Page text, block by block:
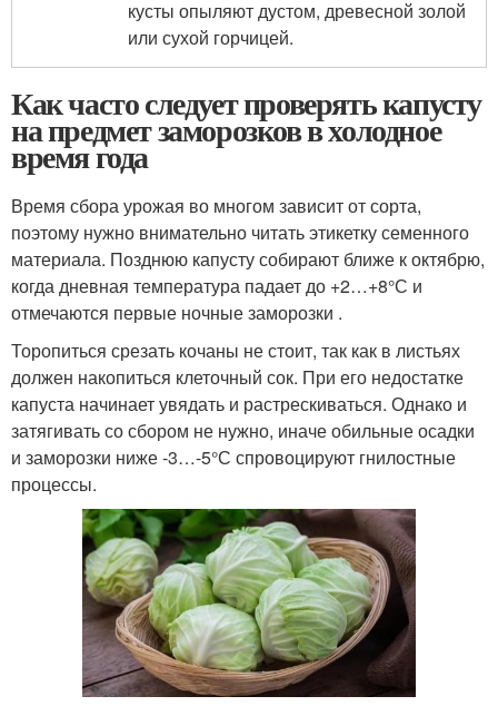
кусты опыляют дустом, древесной золой
или сухой горчицей.
Как часто следует проверять капусту
на предмет заморозков в холодное
время года
Время сбора урожая во многом зависит от сорта,
поэтому нужно внимательно читать этикетку семенного
материала. Позднюю капусту собирают ближе к октябрю,
когда дневная температура падает до +2…+8°С и
отмечаются первые ночные заморозки .
Торопиться срезать кочаны не стоит, так как в листьях
должен накопиться клеточный сок. При его недостатке
капуста начинает увядать и растрескиваться. Однако и
затягивать со сбором не нужно, иначе обильные осадки
и заморозки ниже -3…-5°С спровоцируют гнилостные
процессы.